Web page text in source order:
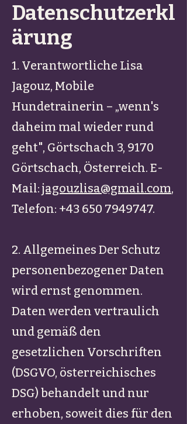
Datenschutzerkl
ärung
1. Verantwortliche Lisa
Jagouz, Mobile
Hundetrainerin – „wenn's
daheim mal wieder rund
geht", Görtschach 3, 9170
Görtschach, Österreich. E-
Mail: jagouzlisa@gmail.com,
Telefon: +43 650 7949747.
2. Allgemeines Der Schutz
personenbezogener Daten
wird ernst genommen.
Daten werden vertraulich
und gemäß den
gesetzlichen Vorschriften
(DSGVO, österreichisches
DSG) behandelt und nur
erhoben, soweit dies für den